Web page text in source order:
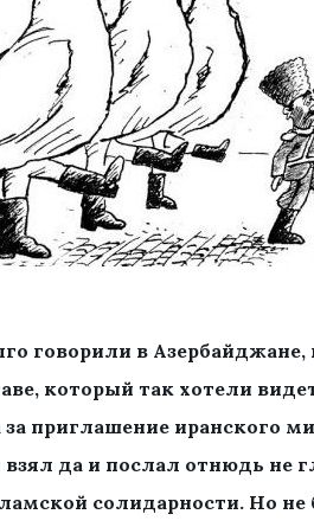
говорили в Азербайджане,
который так хотели
приглашение иранского
да и послал отнюдь не
солидарности. Но не